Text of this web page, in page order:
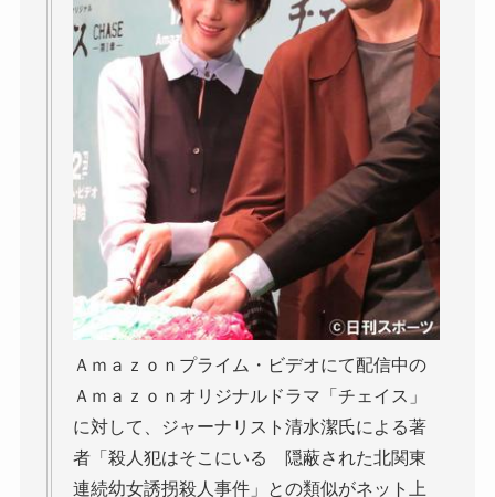
Ａｍａｚｏｎプライム・ビデオにて配信中の
Ａｍａｚｏｎオリジナルドラマ「チェイス」
に対して、ジャーナリスト清水潔氏による著
者「殺人犯はそこにいる 隠蔽された北関東
連続幼女誘拐殺人事件」との類似がネット上